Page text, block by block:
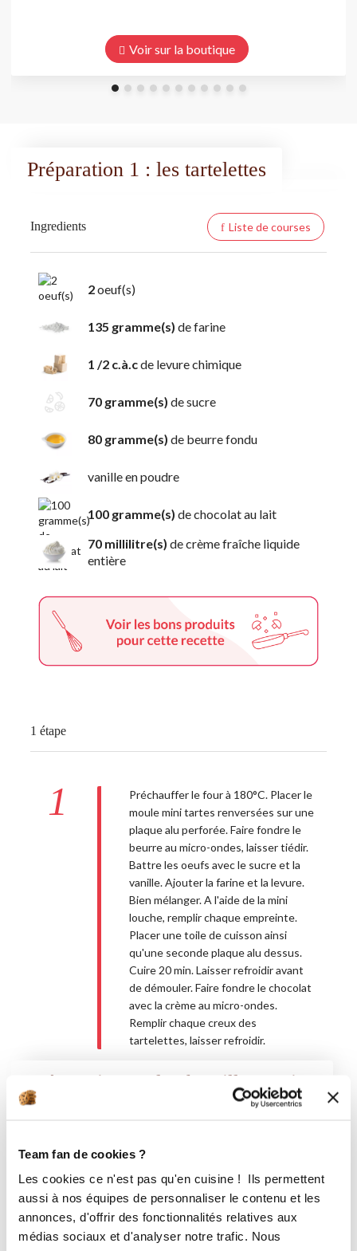
Team fan de cookies ?
Les cookies ce n'est pas qu'en cuisine ! Ils permettent
aussi à nos équipes de personnaliser le contenu et les
annonces, d'offrir des fonctionnalités relatives aux
médias sociaux et d'analyser notre trafic. Nous
Voir sur la boutique
Préparation 1 : les tartelettes
Ingredients Liste de courses
2oeuf(s)
135 gramme(s) de farine
1 /2 c.à.cde levure chimique
70 gramme(s) de sucre
80 gramme(s) de beurre fondu
vanille en poudre
100 gramme(s) de chocolat au lait
70 millilitre(s) de crème fraîche liquide
entière
1 étape
1
Préchauffer le four à 180°C. Placer le
moule mini tartes renversées sur une
plaque alu perforée. Faire fondre le
beurre au micro-ondes, laisser tiédir.
Battre les oeufs avec le sucre et la
vanille. Ajouter la farine et la levure.
Bien mélanger. A l'aide de la mini
louche, remplir chaque empreinte.
Placer une toile de cuisson ainsi
qu'une seconde plaque alu dessus.
Cuire 20 min. Laisser refroidir avant
de démouler. Faire fondre le chocolat
avec la crème au micro-ondes.
Remplir chaque creux des
tartelettes, laisser refroidir.
Préparation 2 : la chantilly passion
100 millilitre(s)de crème fraîche liquide
entière
100 gramme(s)de mascarpone